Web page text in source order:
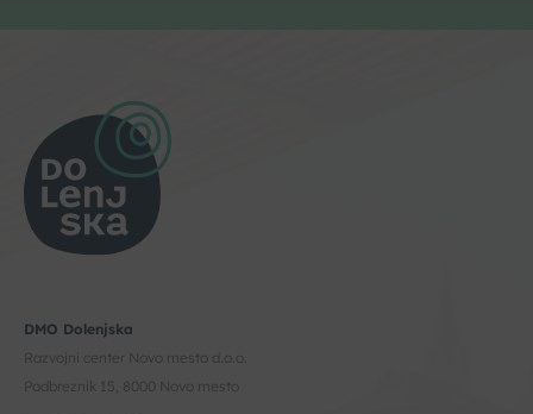
DMO Dolenjska
Razvojni center Novo mesto d.o.o.
Podbreznik 15, 8000 Novo mesto